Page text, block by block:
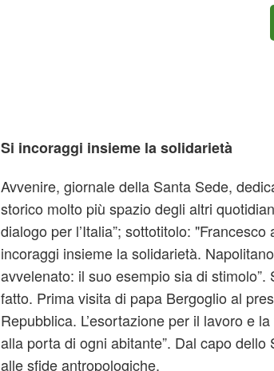
Si incoraggi insieme la solidarietà
Avvenire, giornale della Santa Sede,
storico molto più spazio degli altri
dialogo per l’Italia”; sottotitolo: "Francesco
incoraggi insieme la solidarietà.
avvelenato: il suo esempio sia di stimolo”.
fatto. Prima visita di papa Bergoglio al
Repubblica. L’esortazione per il lavoro e
alla porta di ogni abitante”. Dal capo dello
alle sfide antropologiche.